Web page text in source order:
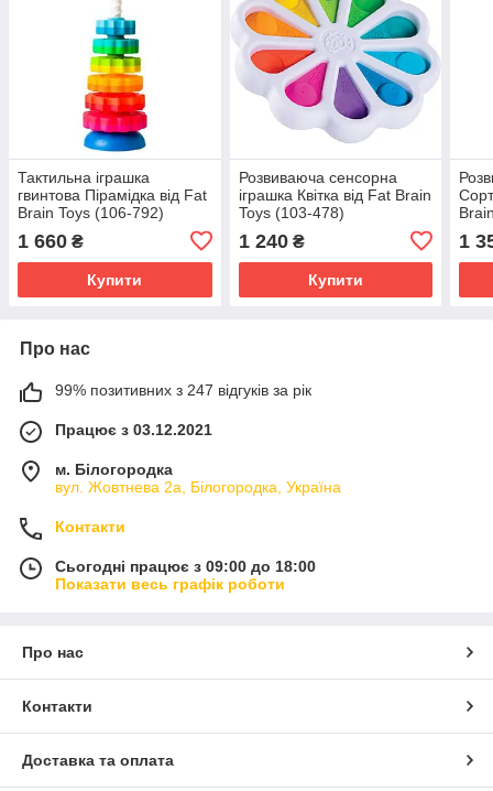
Тактильна іграшка
гвинтова Пірамідка від Fat
Brain Toys (106-792)
1 660 ₴
Купити
Розвиваюча сенсорна
іграшка Квітка від Fat Brain
Toys (103-478)
1 240₴
Купити
1
Про нас
99% позитивних з 247 відгуків за рік
Працює з 03.12.2021
м. Білогородка
вул. Жовтнева 2а, Білогородка, Україна
Контакти
Сьогодні працює з 09:00 до 18:00
Показати весь графік роботи
Про нас
Контакти
Доставка та оплата